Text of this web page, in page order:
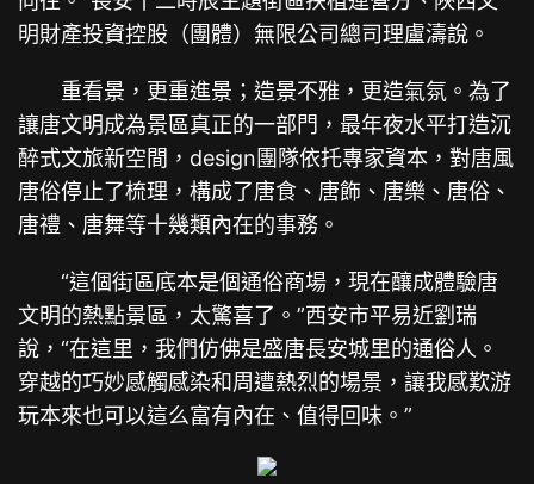
明財產投資控股（團體）無限公司總司理盧濤說。
重看景，更重進景；造景不雅，更造氣氛。為了
讓唐文明成為景區真正的一部門，最年夜水平打造沉
醉式文旅新空間，design團隊依托專家資本，對唐風
唐俗停止了梳理，構成了唐食、唐飾、唐樂、唐俗、
唐禮、唐舞等十幾類內在的事務。
“這個街區底本是個通俗商場，現在釀成體驗唐
文明的熱點景區，太驚喜了。”西安市平易近劉瑞
說，“在這里，我們仿佛是盛唐長安城里的通俗人。
穿越的巧妙感觸感染和周遭熱烈的場景，讓我感歎游
玩本來也可以這么富有內在、值得回味。”